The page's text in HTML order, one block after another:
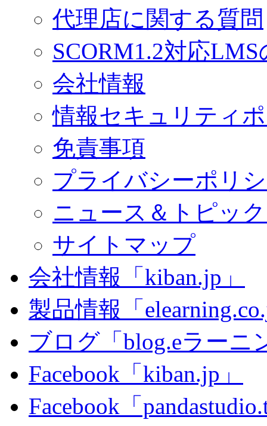
代理店に関する質問
SCORM1.2対応
会社情報
情報セキュリティ
免責事項
プライバシーポリ
ニュース＆トピッ
サイトマップ
会社情報「kiban.jp」
製品情報「
ブログ「blog.eラーニ
Facebook「kiban.jp」
Facebook「